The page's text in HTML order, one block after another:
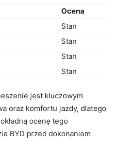
Ocena
Stan
Stan
Stan
Stan
jest ‌kluczowym
oraz komfortu jazdy, dlatego
ocenę tego
BYD przed dokonaniem